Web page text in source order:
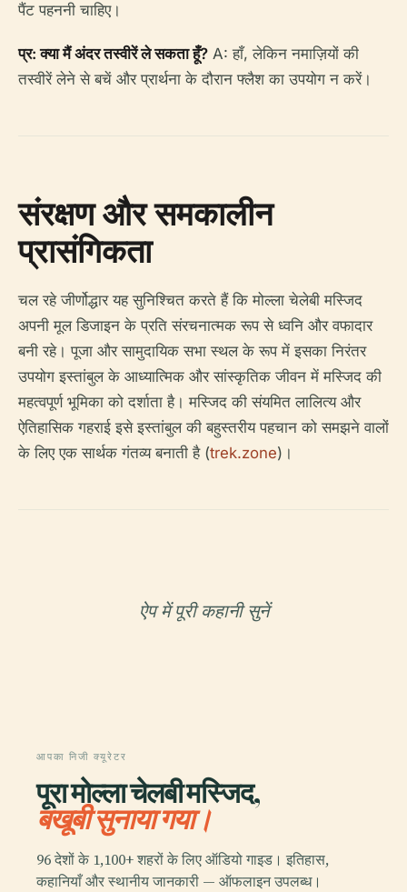
पैंट पहननी चाहिए।
प्र: क्या मैं अंदर तस्वीरें ले सकता हूँ? A: हाँ, लेकिन नमाज़ियों की
तस्वीरें लेने से बचें और प्रार्थना के दौरान फ्लैश का उपयोग न करें।
संरक्षण और समकालीन
प्रासंगिकता
चल रहे जीर्णोद्धार यह सुनिश्चित करते हैं कि मोल्ला चेलेबी मस्जिद
अपनी मूल डिजाइन के प्रति संरचनात्मक रूप से ध्वनि और वफादार
बनी रहे। पूजा और सामुदायिक सभा स्थल के रूप में इसका निरंतर
उपयोग इस्तांबुल के आध्यात्मिक और सांस्कृतिक जीवन में मस्जिद की
महत्वपूर्ण भूमिका को दर्शाता है। मस्जिद की संयमित लालित्य और
ऐतिहासिक गहराई इसे इस्तांबुल की बहुस्तरीय पहचान को समझने वालों
के लिए एक सार्थक गंतव्य बनाती है (trek.zone)।
ऐप में पूरी कहानी सुनें
आपका निजी क्यूरेटर
पूरा मोल्ला चेलबी मस्जिद,
बखूबी सुनाया गया।
96 देशों के 1,100+ शहरों के लिए ऑडियो गाइड। इतिहास,
कहानियाँ और स्थानीय जानकारी — ऑफलाइन उपलब्ध।